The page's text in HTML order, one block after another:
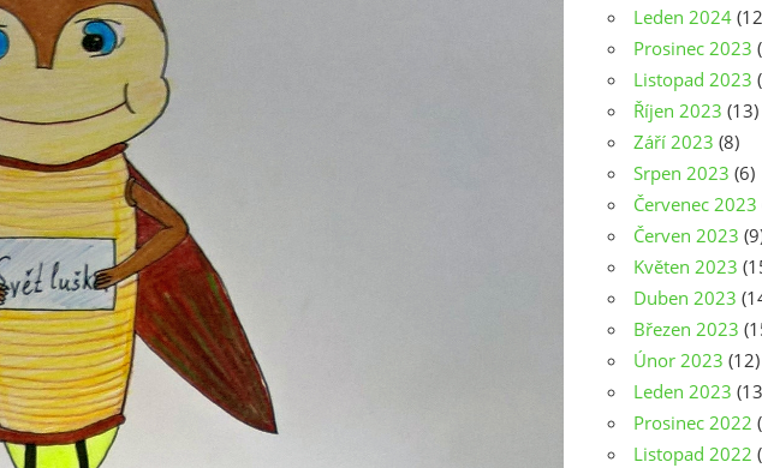
Leden 2024
Prosinec 2023
Listopad 2023
Říjen 2023 (13)
Září 2023 (8)
Srpen 2023 (6)
Červenec 2023
Červen 2023
Květen 2023
Duben 2023
Březen 2023
Únor 2023 (12)
Leden 2023
Prosinec 2022
Listopad 2022